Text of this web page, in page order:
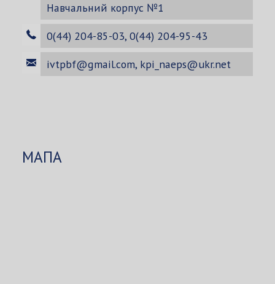
Навчальний корпус №1
0(44) 204-85-03, 0(44) 204-95-43
ivtpbf@gmail.com, kpi_naeps@ukr.net
МАПА